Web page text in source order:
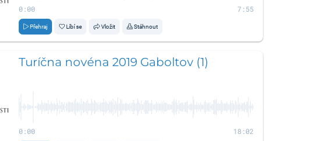
0:00 7:55
Přehraj Líbí se Vložit Stáhnout
Turíčna novéna 2019 Gaboltov (1)
0:00 18:02